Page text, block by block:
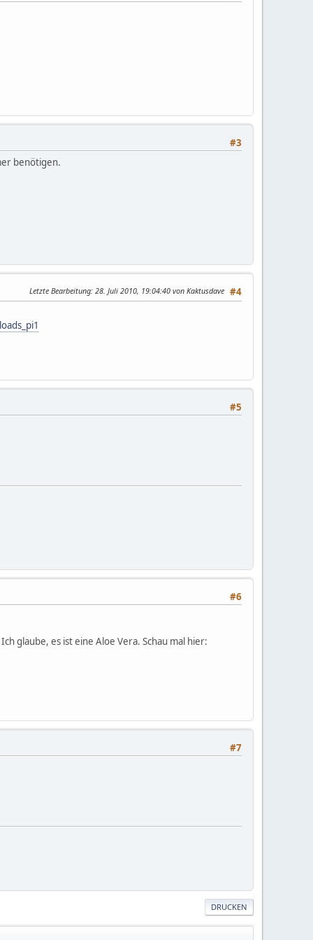
#3
benötigen.
#4
Letzte Bearbeitung: 28. Juli 2010, 19:04:40 von Kaktusdave
#5
#6
glaube, es ist eine Aloe Vera. Schau mal hier:
#7
DRUCKEN